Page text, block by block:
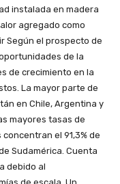
instalada en madera
agregado como
Según el prospecto de
de la
de crecimiento en la
La mayor parte de
en Chile, Argentina y
mayores tasas de
el 91,3% de
Sudamérica. Cuenta
debido al